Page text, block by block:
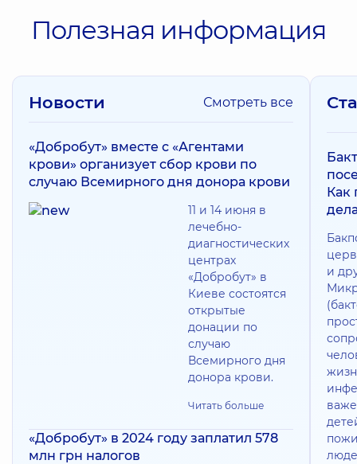
Полезная информация
Новости Смотреть все
«Добробут» вместе с «Агентами
крови» организует сбор крови по
случаю Всемирного дня донора крови
11 и 14 июня в
лечебно-
диагностических
центрах
«Добробут» в
Киеве состоятся
открытые
донации по
случаю
Всемирного дня
донора крови.
Читать больше
«Добробут» в 2024 году заплатил 578
млн грн налогов
Как
и